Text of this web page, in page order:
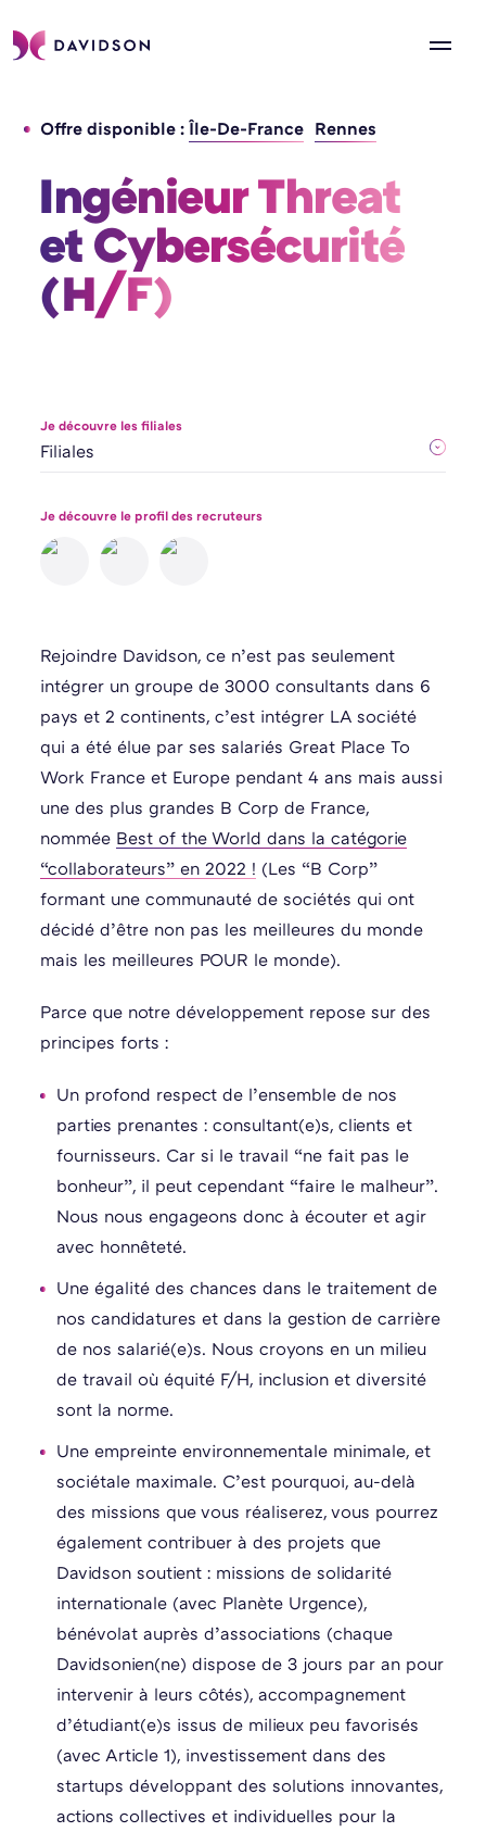
Offre disponible :Île-De-France Rennes
Ingénieur Threat
et Cybersécurité
(H/F)
Je découvre les filiales
Je découvre le profil des recruteurs
Rejoindre Davidson, ce n’est pas seulement
intégrer un groupe de 3000 consultants dans 6
pays et 2 continents, c’est intégrer LA société
qui a été élue par ses salariés Great Place To
Work France et Europe pendant 4 ans mais aussi
une des plus grandes B Corp de France,
nommée Best of the World dans la catégorie
“collaborateurs” en 2022 ! (Les “B Corp”
formant une communauté de sociétés qui ont
décidé d’être non pas les meilleures du monde
mais les meilleures POUR le monde).
Parce que notre développement repose sur des
principes forts :
Un profond respect de l’ensemble de nos
parties prenantes : consultant(e)s, clients et
fournisseurs. Car si le travail “ne fait pas le
bonheur”, il peut cependant “faire le malheur”.
Nous nous engageons donc à écouter et agir
avec honnêteté.
Une égalité des chances dans le traitement de
nos candidatures et dans la gestion de carrière
de nos salarié(e)s. Nous croyons en un milieu
de travail où équité F/H, inclusion et diversité
sont la norme.
Une empreinte environnementale minimale, et
sociétale maximale. C’est pourquoi, au-delà
des missions que vous réaliserez, vous pourrez
également contribuer à des projets que
Davidson soutient : missions de solidarité
internationale (avec Planète Urgence),
bénévolat auprès d’associations (chaque
Davidsonien(ne) dispose de 3 jours par an pour
intervenir à leurs côtés), accompagnement
d’étudiant(e)s issus de milieux peu favorisés
(avec Article 1), investissement dans des
startups développant des solutions innovantes,
actions collectives et individuelles pour la